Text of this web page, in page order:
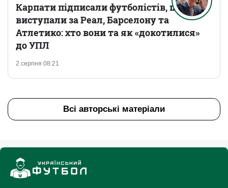
2 серпня 08:21
Карпати підписали футболістів, що
виступали за Реал, Барселону та
Атлетико: хто вони та як «докотилися»
до УПЛ
Всі авторські матеріали